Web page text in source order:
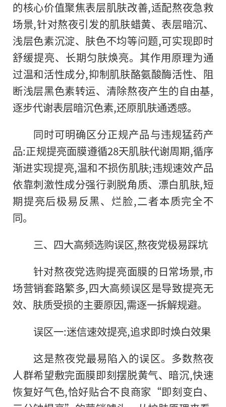
的核心价值聚焦表层肌肤改善,适配熬夜急救
场景,针对熬夜引发的肌肤蜡黄、表层暗沉、
浅层色素沉淀、肤色不均等问题,可实现即时
舒缓提亮、长期匀肤焕亮。其作用原理为通
过温和活性成分,抑制肌肤酪氨酸酶活性、阻
断浅层黑色素转运、清除熬夜产生的自由基,
逐步代谢表层暗沉色素,还原肌肤通透感。
同时可明确区分正规产品与违规猛药产
品:正规提亮面膜遵循28天肌肤代谢周期,循序
渐进实现提亮,温和不损伤肌肤;违规速效产品
依靠刺激性成分强行剥脱角质、漂白肌肤,短
期提亮后极易反黑、烂脸,二者本质完全不
同。
三、四大高频选购误区,熬夜党极易踩坑
针对熬夜党选购提亮面膜的日常场景,市
场营销套路繁多,四大高频误区是导致提亮无
效、肤质受损的主要原因,需逐一拆解规避。
误区一:迷信速效提亮,追求即时焕白效果
这是熬夜党最易陷入的误区。多数熬夜
人群希望敷完面膜即刻摆脱黄气、暗沉,快速
恢复好气色,恰好贴合不良商家“即刻变白、